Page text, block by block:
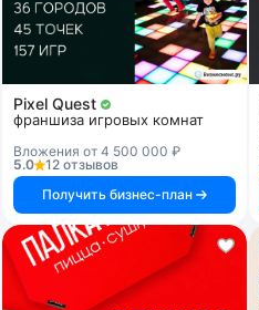
Pixel Quest
франшиза игровых комнат
Вложения от 4 500 000 ₽
5.0
12 отзывов
Получить бизнес-план